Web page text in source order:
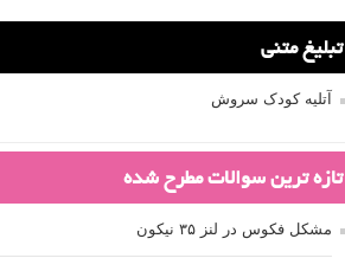
تبلیغ متنی
آتلیه کودک سروش
تازه ترین سوالات مطرح شده
مشکل فکوس در لنز ۳۵ نیکون